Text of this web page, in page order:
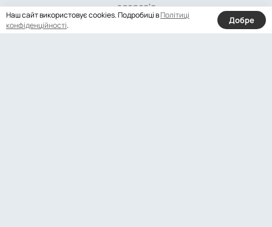
здоров'я
Наш сайт використовує cookies. Подробиці вПолітиці
конфіденційності. Добре